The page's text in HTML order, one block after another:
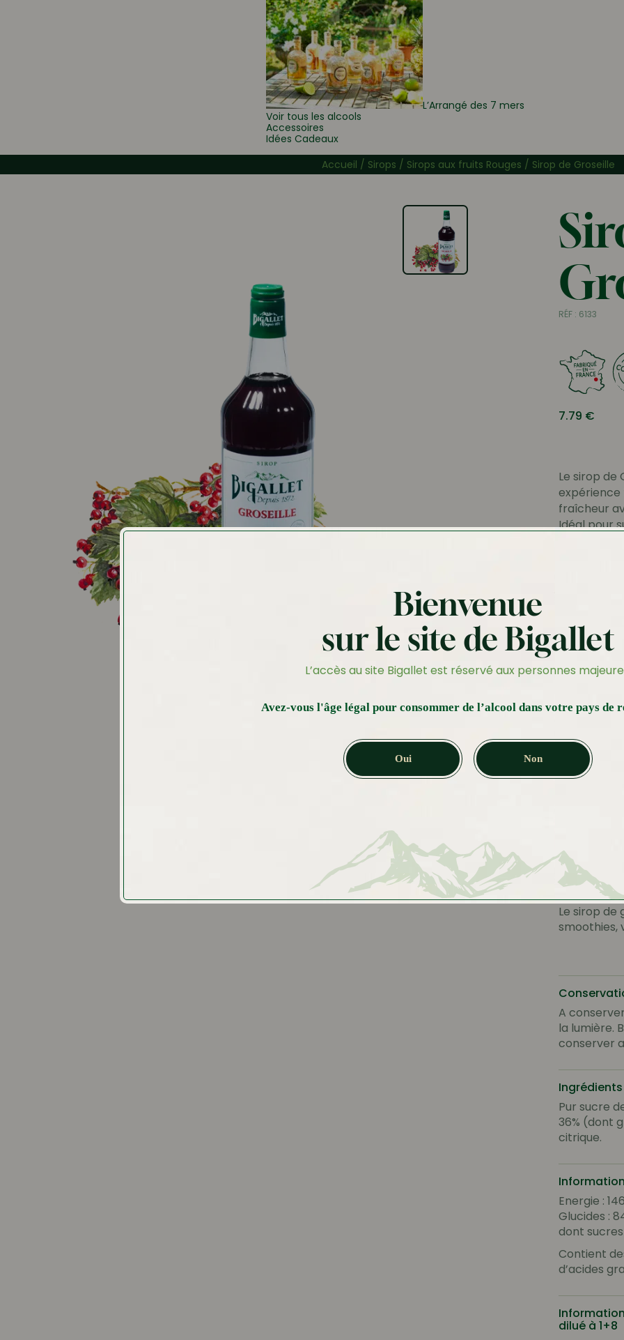
L’Arrangé des 7 mers
Voir tous les alcools
Accessoires
Idées Cadeaux
Bienvenue
sur le site de Bigallet
L’accès au site Bigallet est réservé aux personnes
Avez-vous l'âge légal pour consommer de l’alcool dans votre pays de
Oui Non
Accueil / Sirops / Sirops aux fruits Rouges / Sirop de Groseille
7.79 €
Le sirop de
expérience
fraîcheur
Idéal pour
:
1L
RÉF : 6133
Dilution à
boisson
Le sirop de
smoothies,
A
la lumière.
conserver
Ingrédients
Pur sucre
36% (dont
citrique.
Energie :
Glucides :
dont sucres
Contient
d’acides
dilué à 1+8